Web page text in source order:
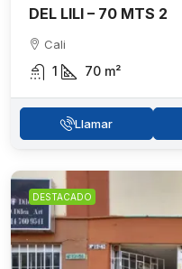
DEL LILI – 70 MTS 2
Cali
1 70 m²
Llamar
DESTACADO